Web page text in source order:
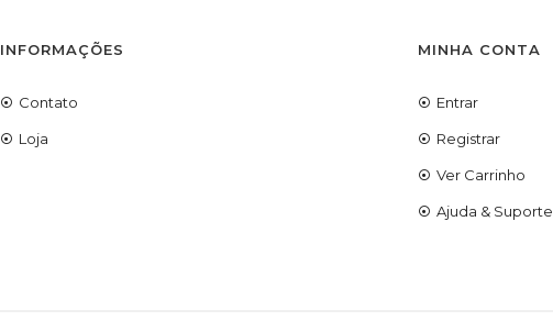
INFORMAÇÕES
Contato
Loja
MINHA CONTA
Entrar
Registrar
Ver Carrinho
Ajuda & Suporte